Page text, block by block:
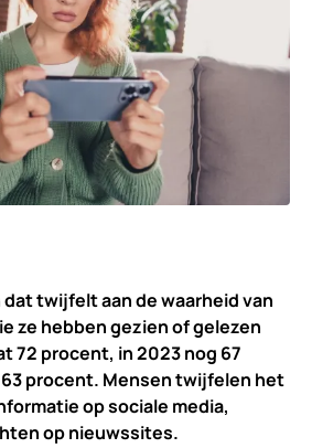
twijfelt aan de waarheid van
ze hebben gezien of gelezen
72 procent, in 2023 nog 67
procent. Mensen twijfelen het
op sociale media,
op nieuwssites.